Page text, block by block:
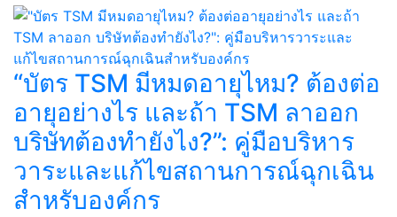
“บัตร TSM มีหมดอายุไหม? ต้องต่อ
อายุอย่างไร และถ้า TSM ลาออก
บริษัทต้องทำยังไง?”: คู่มือบริหาร
วาระและแก้ไขสถานการณ์ฉุกเฉิน
สำหรับองค์กร